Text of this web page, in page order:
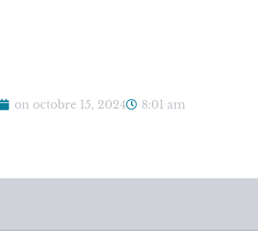
on octobre 15, 2024 8:01 am